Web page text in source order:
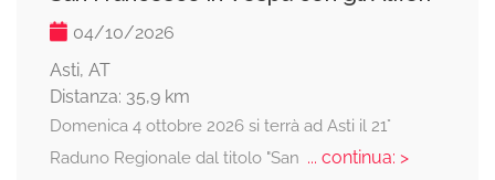
04/10/2026
Asti, AT
Distanza: 35,9 km
Domenica 4 ottobre 2026 si terrà ad Asti il 21°
Raduno Regionale dal titolo "San ... continua: >